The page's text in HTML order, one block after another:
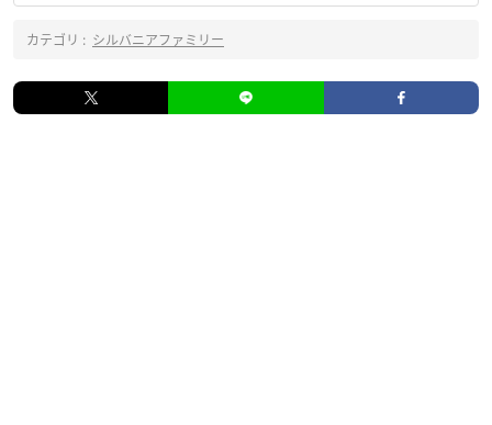
カテゴリ : シルバニアファミリー